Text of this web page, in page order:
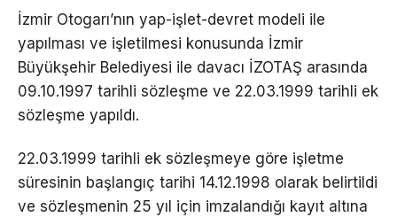
İzmir Otogarı’nın yap-işlet-devret modeli ile
yapılması ve işletilmesi konusunda İzmir
Büyükşehir Belediyesi ile davacı İZOTAŞ arasında
09.10.1997 tarihli sözleşme ve 22.03.1999 tarihli ek
sözleşme yapıldı.
22.03.1999 tarihli ek sözleşmeye göre işletme
süresinin başlangıç tarihi 14.12.1998 olarak belirtildi
ve sözleşmenin 25 yıl için imzalandığı kayıt altına